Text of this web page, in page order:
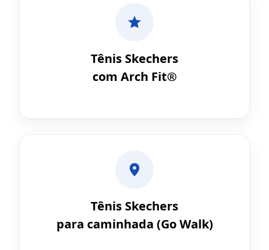
Tênis Skechers
com Arch Fit®
Tênis Skechers
para caminhada (Go Walk)